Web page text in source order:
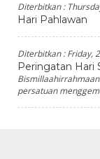
Diterbitkan :
Hari Pahlawan
Diterbitkan :Friday,
Peringatan Hari
persatuan